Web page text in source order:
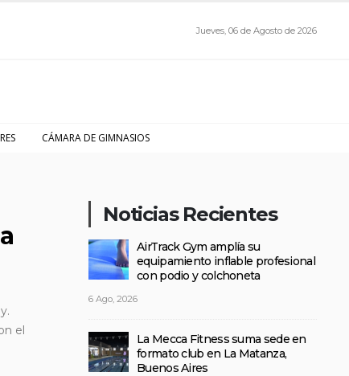
Jueves, 06 de Agosto de 2026
CÁMARA DE GIMNASIOS
el
Noticias Recientes
AirTrack Gym amplía su
equipamiento inflable profesional
con podio y colchoneta
6 Ago, 2026
La Mecca Fitness suma sede en
formato club en La Matanza,
Buenos Aires